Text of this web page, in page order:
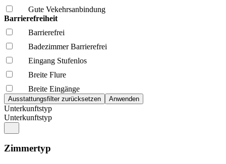
Gute Vekehrsanbindung
Barrierefreiheit
Barrierefrei
Badezimmer Barrierefrei
Eingang Stufenlos
Breite Flure
Breite Eingänge
Unterkunftstyp
Unterkunftstyp
Zimmertyp